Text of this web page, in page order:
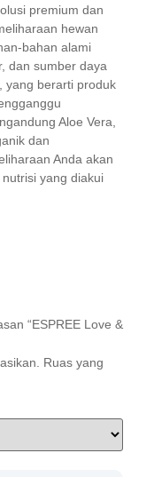
premium dan
hewan
bahan alami
dan sumber daya
yang berarti produk
Aloe Vera,
dan
Anda akan
yang diakui
“ESPREE Love &
Ruas yang